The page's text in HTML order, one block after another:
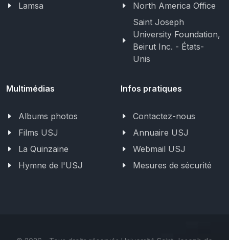
Lamsa
North America Office
Saint Joseph
University Foundation,
Beirut Inc. - États-
Unis
Multimédias
Albums photos
Films USJ
La Quinzaine
Hymne de l'USJ
Infos pratiques
Contactez-nous
Annuaire USJ
Webmail USJ
Mesures de sécurité